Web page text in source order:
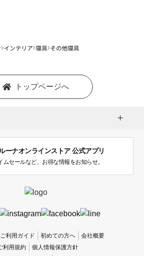
インテリア 寝具 その他寝具
トップページへ
ーナオンラインストア 公式アプリ
ムセールなど、お得な情報をお知らせ。
ご利用ガイド 初めての方へ
会社概要
利用規約
個人情報保護方針